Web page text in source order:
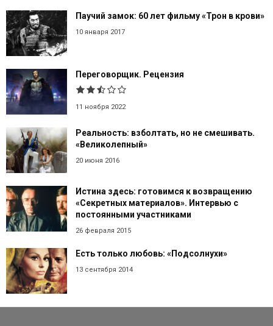
Паучий замок: 60 лет фильму «Трон в крови»
10 января 2017
Переговорщик. Рецензия
11 ноября 2022
Реальность: взболтать, но не смешивать.
«Великолепный»
20 июня 2016
Истина здесь: готовимся к возвращению
«Секретных материалов». Интервью с
постоянными участниками
26 февраля 2015
Есть только любовь: «Подсолнухи»
13 сентября 2014